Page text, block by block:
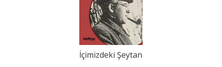
İçimizdeki Şeytan